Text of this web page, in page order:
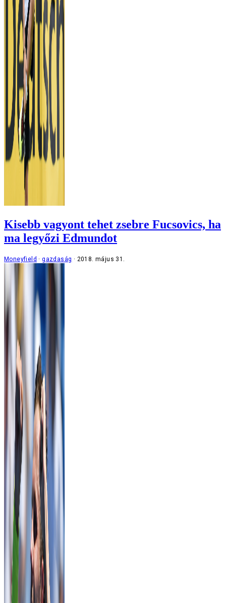
Kisebb vagyont tehet zsebre Fucsovics, ha
ma legyőzi Edmundot
Moneyfield gazdaság 2018. május 31.